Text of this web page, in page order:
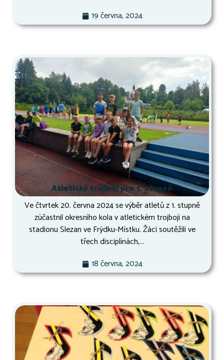
19 června, 2024
Atletický trojboj pro 1. stupeň
Ve čtvrtek 20. června 2024 se výběr atletů z 1. stupně
zúčastnil okresního kola v atletickém trojboji na
stadionu Slezan ve Frýdku-Místku. Žáci soutěžili ve
třech disciplínách,...
18 června, 2024